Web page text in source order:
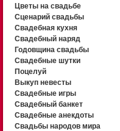
Цветы на свадьбе
Сценарий свадьбы
Свадебная кухня
Свадебный наряд
Годовщина свадьбы
Свадебные шутки
Поцелуй
Выкуп невесты
Свадебные игры
Свадебный банкет
Свадебные анекдоты
Свадьбы народов мира